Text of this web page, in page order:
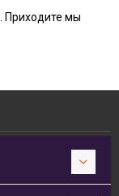
Приходите мы